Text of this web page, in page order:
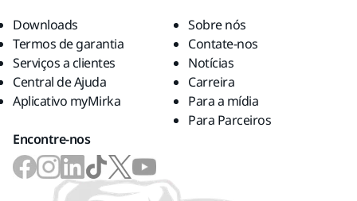
Downloads
Termos de garantia
Serviços a clientes
Central de Ajuda
Aplicativo myMirka
Sobre nós
Contate-nos
Notícias
Carreira
Para a mídia
Para Parceiros
Encontre-nos